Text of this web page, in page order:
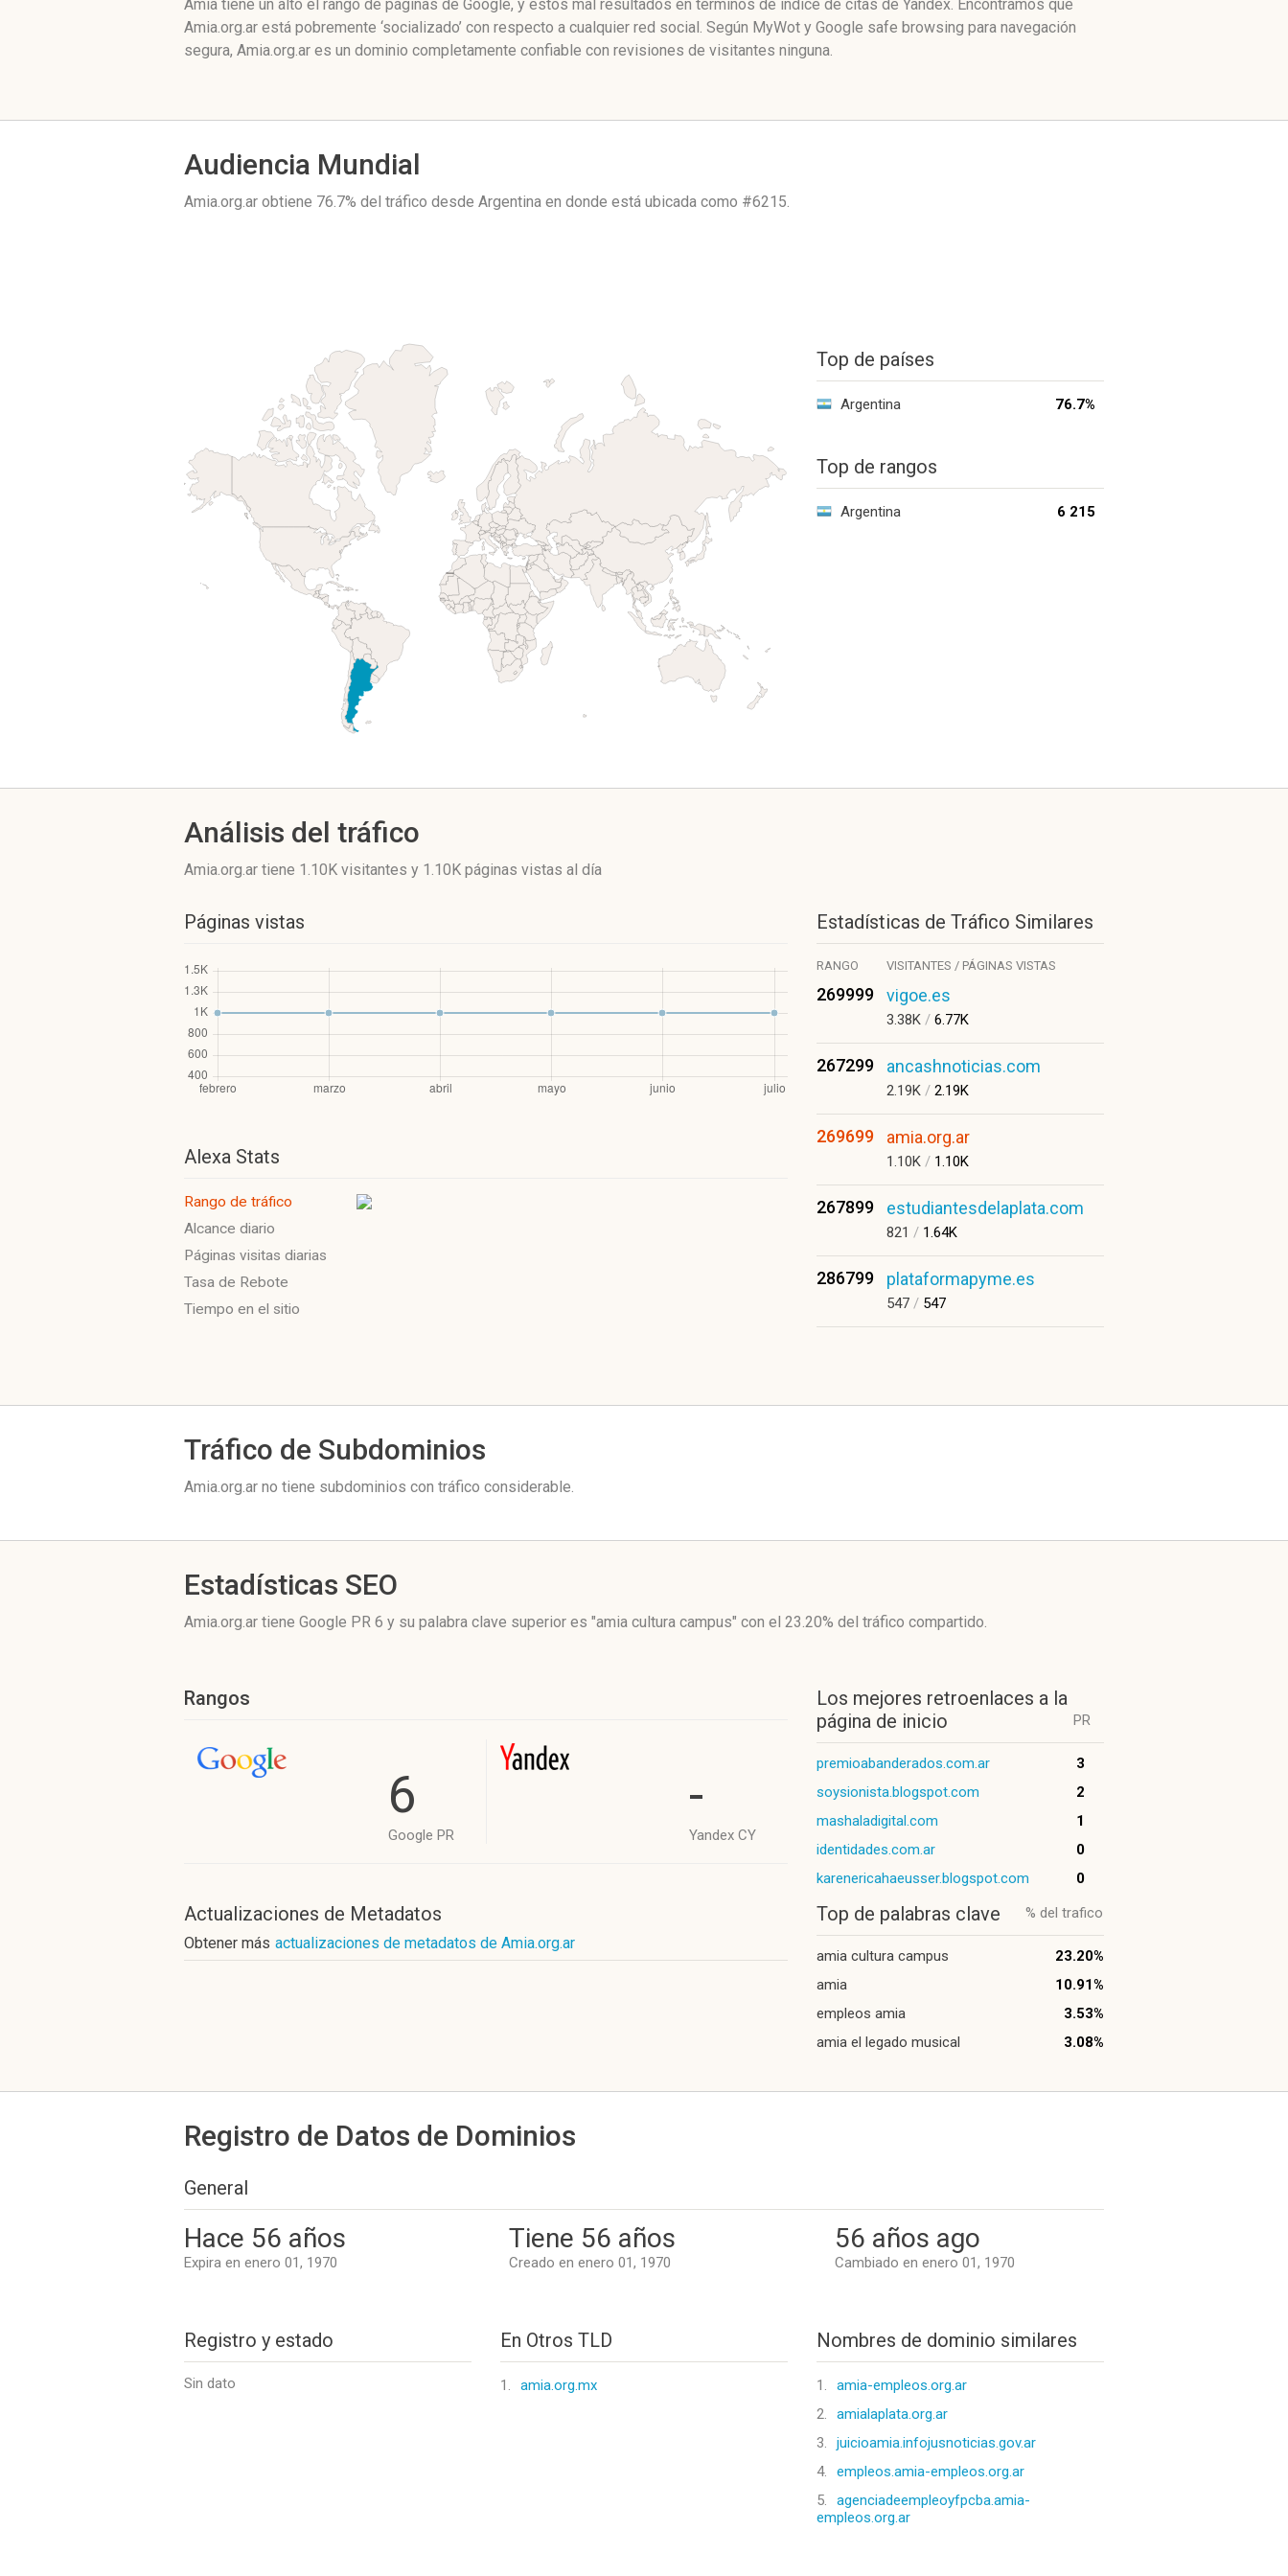
Amia tiene un alto el rango de páginas de Google, y estos mal resultados en términos de índice de citas de Yandex. Encontramos que
Amia.org.ar está pobremente ‘socializado’ con respecto a cualquier red social. Según MyWot y Google safe browsing para navegación
segura, Amia.org.ar es un dominio completamente confiable con revisiones de visitantes ninguna.
Audiencia Mundial
Amia.org.ar obtiene 76.7% del tráfico desde Argentina en donde está ubicada como #6215.
Top de países
Argentina 76.7%
Top de rangos
Argentina 6 215
Análisis del tráfico
Amia.org.ar tiene 1.10K visitantes y 1.10K páginas vistas al día
Páginas vistas
Alexa Stats
Rango de tráfico
Alcance diario
Páginas visitas diarias
Tasa de Rebote
Tiempo en el sitio
Estadísticas de Tráfico Similares
RANGO VISITANTES / PÁGINAS VISTAS
269999 vigoe.es
3.38K / 6.77K
267299 ancashnoticias.com
2.19K / 2.19K
269699 amia.org.ar
1.10K / 1.10K
267899 estudiantesdelaplata.com
821 / 1.64K
286799 plataformapyme.es
547 / 547
Tráfico de Subdominios
Amia.org.ar no tiene subdominios con tráfico considerable.
Estadísticas SEO
Amia.org.ar tiene Google PR 6 y su palabra clave superior es "amia cultura campus" con el 23.20% del tráfico compartido.
Rangos
6
Google PR
-
Yandex CY
Actualizaciones de Metadatos
Obtener más actualizaciones de metadatos de Amia.org.ar
Los mejores retroenlaces a la
página de inicio
PR
premioabanderados.com.ar
3
soysionista.blogspot.com
2
mashaladigital.com
1
identidades.com.ar
0
karenericahaeusser.blogspot.com
0
Top de palabras clave % del trafico
amia cultura campus
23.20%
amia
10.91%
empleos amia
3.53%
amia el legado musical
3.08%
Registro de Datos de Dominios
General
Hace 56 años
Expira en enero 01, 1970
Tiene 56 años
Creado en enero 01, 1970
56 años ago
Cambiado en enero 01, 1970
Registro y estado
Sin dato
En Otros TLD
1. amia.org.mx
Nombres de dominio similares
1.
amia-empleos.org.ar
2.
amialaplata.org.ar
3.
juicioamia.infojusnoticias.gov.ar
4.
empleos.amia-empleos.org.ar
5.
agenciadeempleoyfpcba.amia-
empleos.org.ar